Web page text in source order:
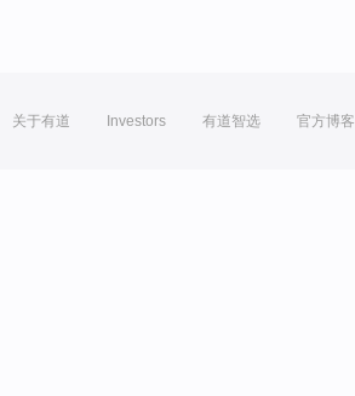
关于有道 Investors 有道智选 官方博客